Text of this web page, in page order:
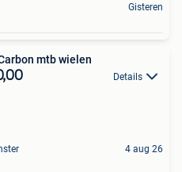
Gisteren
mtb wielen
Details
4 aug 26